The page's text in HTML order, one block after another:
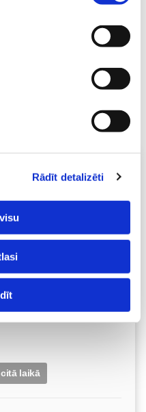
Rādīt detalizēti
Liberti
laikā
māmiņām
laikā